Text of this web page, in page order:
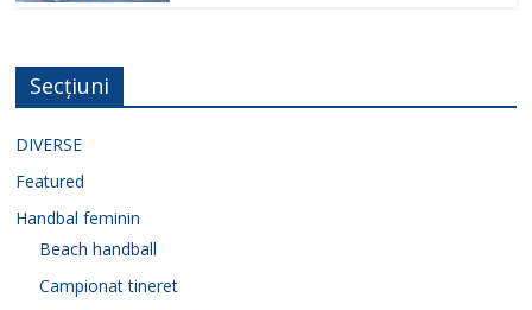
Secțiuni
DIVERSE
Featured
Handbal feminin
Beach handball
Campionat tineret